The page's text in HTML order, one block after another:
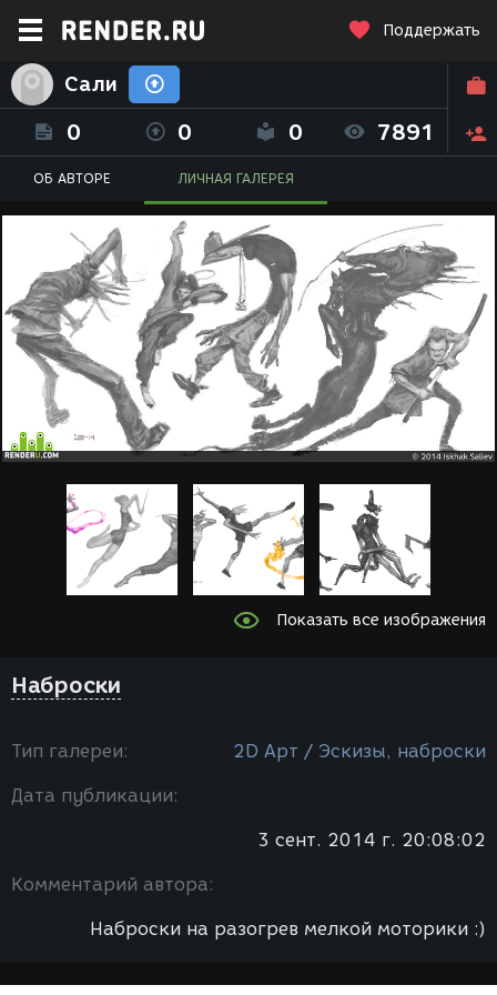
Поддержать
Сали
0 0 0 7891
ОБ АВТОРЕ ЛИЧНАЯ ГАЛЕРЕЯ
Показать все изображения
Наброски
Тип галереи: 2D Арт / Эскизы, наброски
Дата публикации:
3 сент. 2014 г. 20:08:02
Комментарий автора:
Наброски на разогрев мелкой моторики :)